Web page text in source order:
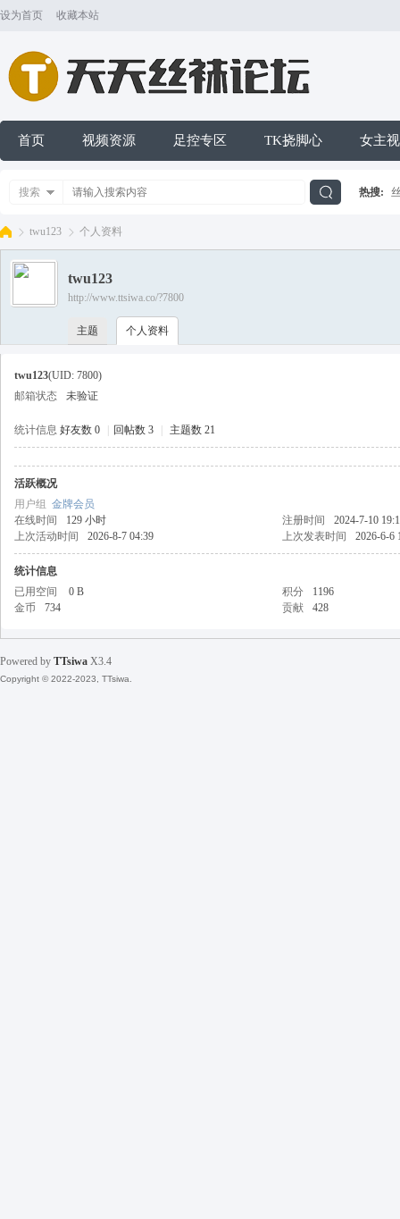
设为首页 收藏本站
首页 视频资源 足控专区 TK挠脚心 女主
搜索 热搜:
丝
›
twu123 个人资料
twu123
http://www.ttsiwa.co/?7800
主题 个人资料
twu123(UID: 7800)
邮箱状态
未验证
统计信息 好友数 0 回帖数 3 主题数 21
活跃概况
用户组 金牌会员
在线时间
129 小时 注册时间
2024-7-10
上次活动时间
2026-8-7 04:39 上次发表时间 2026-6-6
统计信息
已用空间
0 B 积分
1196
金币
734 贡献 428
Powered by TTsiwa X3.4
Copyright © 2022-2023, TTsiwa.